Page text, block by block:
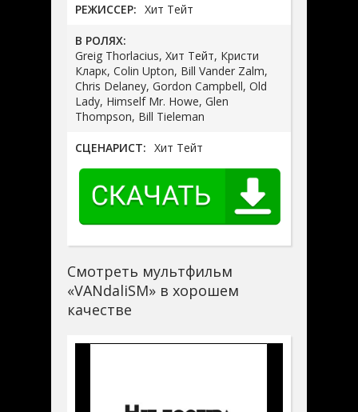
РЕЖИССЕР: Хит Тейт
В РОЛЯХ:
Greig Thorlacius, Хит Тейт, Кристи
Кларк, Colin Upton, Bill Vander Zalm,
Chris Delaney, Gordon Campbell, Old
Lady, Himself Mr. Howe, Glen
Thompson, Bill Tieleman
СЦЕНАРИСТ: Хит Тейт
Смотреть мультфильм
«VANdaliSM» в хорошем
качестве